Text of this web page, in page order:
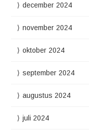
december 2024
november 2024
oktober 2024
september 2024
augustus 2024
juli 2024